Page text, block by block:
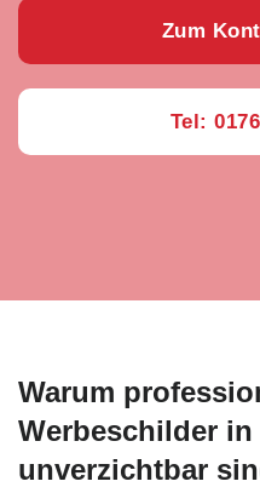
Zum
Tel:
Warum
Werbeschilder
unverzichtbar